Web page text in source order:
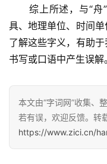
汉
字
综上所述，与“舟”
具、地理单位、时间单
了解这些字义，有助
书写或口语中产生误解。
本文由“字词网”收集、
若有误，欢迎反馈。转
https://www.zici.cn/